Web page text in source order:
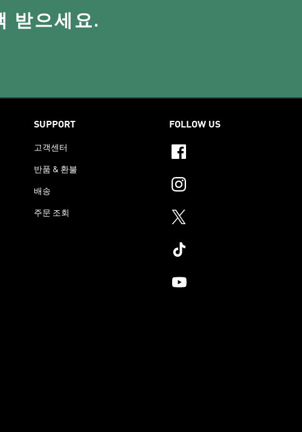
받으세요.
SUPPORT
고객센터
반품 & 환불
배송
주문 조회
FOLLOW US